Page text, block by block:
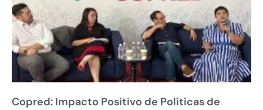
Copred: Impacto Positivo de Políticas de